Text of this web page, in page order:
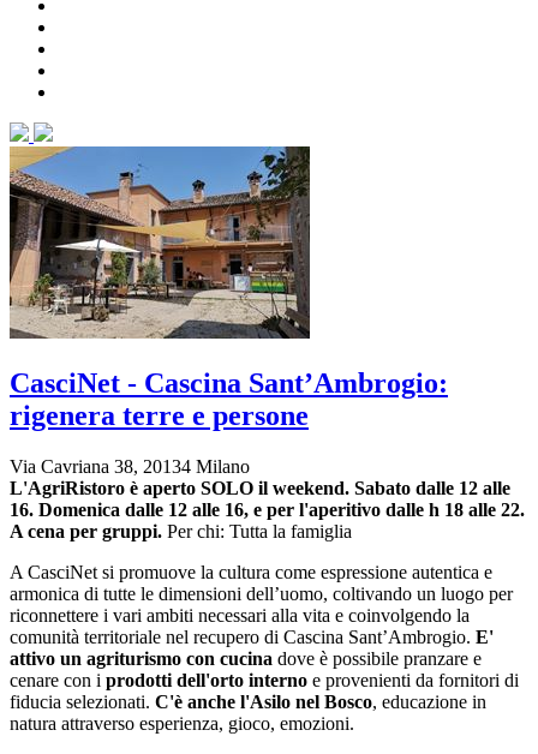
CasciNet - Cascina Sant’Ambrogio:
rigenera terre e persone
Via Cavriana 38, 20134 Milano
L'AgriRistoro è aperto SOLO il weekend. Sabato dalle 12 alle
16. Domenica dalle 12 alle 16, e per l'aperitivo dalle h 18 alle 22.
A cena per gruppi. Per chi: Tutta la famiglia
A CasciNet si promuove la cultura come espressione autentica e
armonica di tutte le dimensioni dell’uomo, coltivando un luogo per
riconnettere i vari ambiti necessari alla vita e coinvolgendo la
comunità territoriale nel recupero di Cascina Sant’Ambrogio. E'
attivo un agriturismo con cucina dove è possibile pranzare e
cenare con i prodotti dell'orto interno e provenienti da fornitori di
fiducia selezionati. C'è anche l'Asilo nel Bosco, educazione in
natura attraverso esperienza, gioco, emozioni.